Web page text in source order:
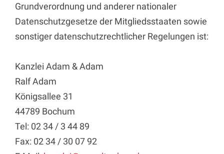
Grundverordnung und anderer nationaler
Datenschutzgesetze der Mitgliedsstaaten sowie
sonstiger datenschutzrechtlicher Regelungen ist:
Kanzlei Adam & Adam
Ralf Adam
Königsallee 31
44789 Bochum
Tel: 02 34 / 3 44 89
Fax: 02 34 / 30 07 92